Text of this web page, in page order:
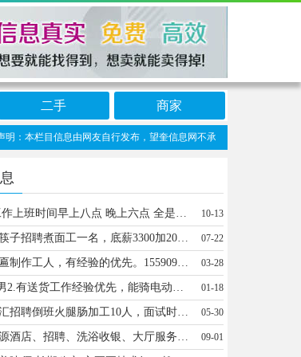
二手 商家
本栏目信息由网友自行发布，望奎信息网不承担任何责任！提高警
客服 工作上班时间早上八点 晚上六点 全是灯条简单容易上手，头脑灵活四肢灵活的来（年龄没有太多要求） 男士请绕行 联系电话：16645515054 10-13
三百金筷子招聘煮面工一名，底薪3300加200满勤加带薪休假 ，活好干 、事少。联系电话：18045577235 07-22
招聘牌匾制作工人，有经验的优先。15590981690 03-28
1.招聘男2.有送货工作经验优先，能骑电动三轮车3.年龄40-55优先4.工资高，有充分时间休息，不用起早贪黑，正常点上下班5.电话:13836427778 15045569777 01-18
望奎双汇招聘倒班火腿肠加工10人，面试时间5月30日上午9点！ 可扫码报名或微信、电话报名（微信同步）或打电话18346455532 05-30
盛世鸿源酒店、招聘、洗浴收银、大厅服务员、松骨服务员、客房房嫂、电话18104552201 09-01